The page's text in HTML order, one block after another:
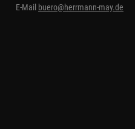
E-Mail buero@herrmann-may.de